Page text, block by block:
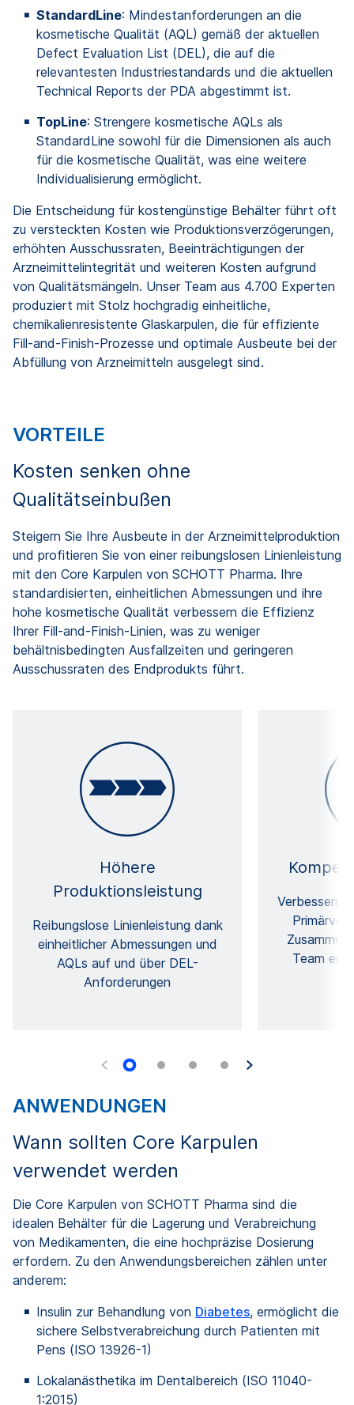
StandardLine: Mindestanforderungen an die
kosmetische Qualität (AQL) gemäß der aktuellen
Defect Evaluation List (DEL), die auf die
relevantesten Industriestandards und die aktuellen
Technical Reports der PDA abgestimmt ist.
TopLine: Strengere kosmetische AQLs als
StandardLine sowohl für die Dimensionen als auch
für die kosmetische Qualität, was eine weitere
Individualisierung ermöglicht.
Die Entscheidung für kostengünstige Behälter führt oft
zu versteckten Kosten wie Produktionsverzögerungen,
erhöhten Ausschussraten, Beeinträchtigungen der
Arzneimittelintegrität und weiteren Kosten aufgrund
von Qualitätsmängeln. Unser Team aus 4.700 Experten
produziert mit Stolz hochgradig einheitliche,
chemikalienresistente Glaskarpulen, die für effiziente
Fill-and-Finish-Prozesse und optimale Ausbeute bei der
Abfüllung von Arzneimitteln ausgelegt sind.
VORTEILE
Kosten senken ohne
Qualitätseinbußen
Steigern Sie Ihre Ausbeute in der Arzneimittelproduktion
und profitieren Sie von einer reibungslosen Linienleistung
mit den Core Karpulen von SCHOTT Pharma. Ihre
standardisierten, einheitlichen Abmessungen und ihre
hohe kosmetische Qualität verbessern die Effizienz
Ihrer Fill-and-Finish-Linien, was zu weniger
behältnisbedingten Ausfallzeiten und geringeren
Ausschussraten des Endprodukts führt.
Höhere
Produktionsleistung
Reibungslose Linienleistung dank
einheitlicher Abmessungen und
AQLs auf und über DEL-
Anforderungen
Verbessern
Team
ANWENDUNGEN
Wann sollten Core Karpulen
verwendet werden
Die Core Karpulen von SCHOTT Pharma sind die
idealen Behälter für die Lagerung und Verabreichung
von Medikamenten, die eine hochpräzise Dosierung
erfordern. Zu den Anwendungsbereichen zählen unter
anderem:
Insulin zur Behandlung von Diabetes, ermöglicht die
sichere Selbstverabreichung durch Patienten mit
Pens (ISO 13926-1)
Lokalanästhetika im Dentalbereich (ISO 11040-
1:2015)